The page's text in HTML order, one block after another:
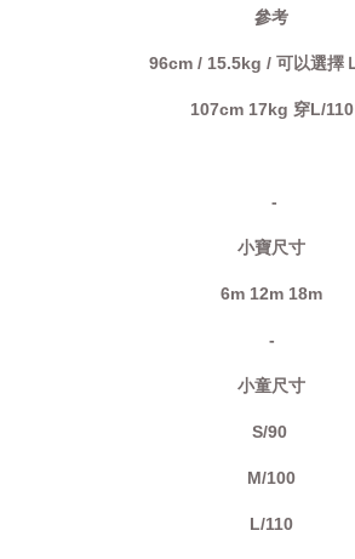
參考
96cm / 15.5kg / 可以選擇
107cm 17kg 穿L/110
-
小寶尺寸
6m 12m 18m
-
小童尺寸
S/90
M/100
L/110